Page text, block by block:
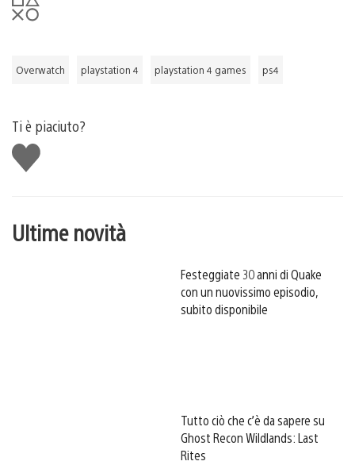
Overwatch playstation 4 playstation 4 games ps4
Ti è piaciuto?
Mi
piace
Ultime novità
Festeggiate 30 anni di Quake
con un nuovissimo episodio,
subito disponibile
Tutto ciò che c’è da sapere su
Ghost Recon Wildlands: Last
Rites